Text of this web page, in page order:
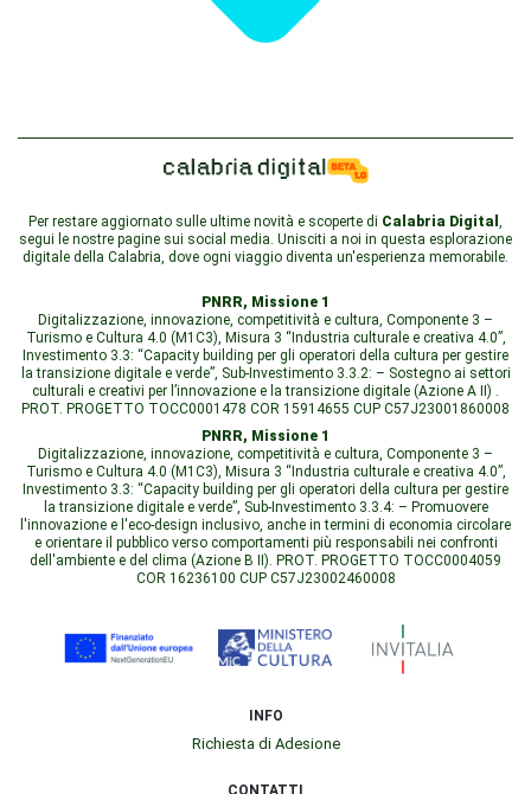
Per restare aggiornato sulle ultime novità e scoperte di Calabria Digital
segui le nostre pagine sui social media. Unisciti a noi in questa esplorazione
digitale della Calabria, dove ogni viaggio diventa un'esperienza memorabile.
PNRR, Missione 1
Digitalizzazione, innovazione, competitività e cultura, Componente 3 –
Turismo e Cultura 4.0 (M1C3), Misura 3 “Industria culturale e creativa 4.0”,
Investimento 3.3: “Capacity building per gli operatori della cultura per gestire
la transizione digitale e verde”, Sub-Investimento 3.3.2: – Sostegno ai settori
culturali e creativi per l’innovazione e la transizione digitale (Azione A II) .
PROT. PROGETTO TOCC0001478 COR 15914655 CUP C57J23001860008
PNRR, Missione 1
Digitalizzazione, innovazione, competitività e cultura, Componente 3 –
Turismo e Cultura 4.0 (M1C3), Misura 3 “Industria culturale e creativa 4.0”,
Investimento 3.3: “Capacity building per gli operatori della cultura per gestire
la transizione digitale e verde”, Sub-Investimento 3.3.4: – Promuovere
l'innovazione e l'eco-design inclusivo, anche in termini di economia circolare
e orientare il pubblico verso comportamenti più responsabili nei confronti
dell'ambiente e del clima (Azione B II). PROT. PROGETTO TOCC0004059
COR 16236100 CUP C57J23002460008
INFO
Richiesta di Adesione